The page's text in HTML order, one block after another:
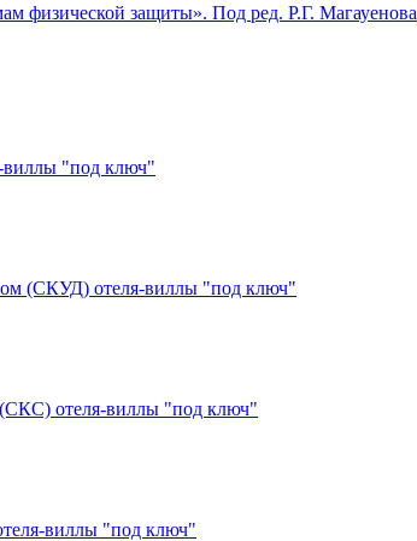
физической защиты». Под ред. Р.Г. Магауенова
виллы "под ключ"
(СКУД) отеля-виллы "под ключ"
(СКС) отеля-виллы "под ключ"
виллы "под ключ"